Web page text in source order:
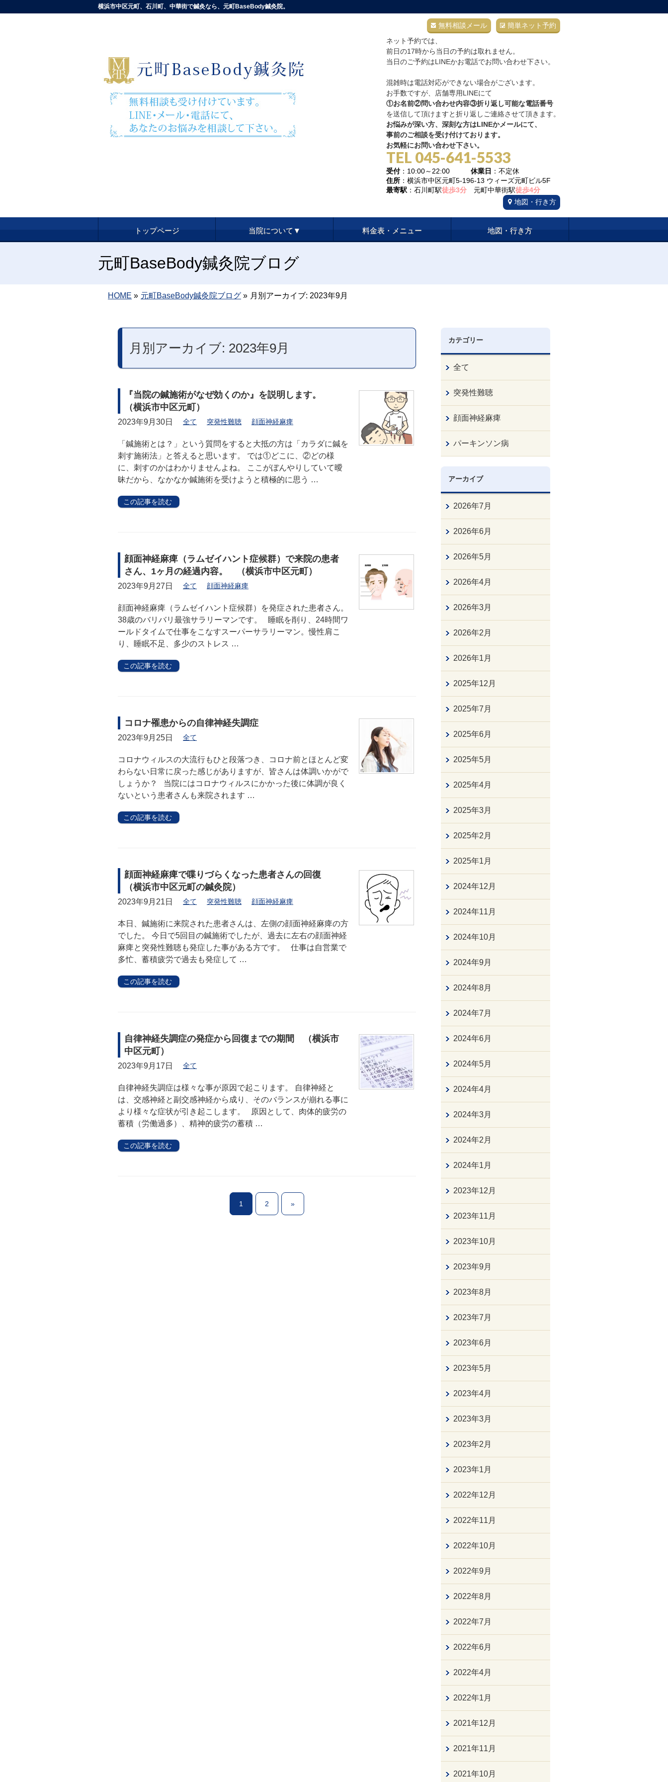
横浜市中区元町、石川町、中華街で鍼灸なら、元町BaseBody鍼灸院。
簡単ネット予約
無料相談メール
ネット予約では、
前日の17時から当日の予約は取れません。
当日のご予約はLINEかお電話でお問い合わせ下さい。
混雑時は電話対応ができない場合がございます。
お手数ですが、店舗専用LINEにて
①お名前②問い合わせ内容③折り返し可能な電話番号
を送信して頂けますと折り返しご連絡させて頂きます。
お悩みが深い方、深刻な方はLINEかメールにて、
事前のご相談を受け付けております。
お気軽にお問い合わせ下さい。
TEL 045-641-5533
受付：10:00～22:00 休業日 ：不定休
住所 ：横浜市中区元町5-196-13 ウィーズ元町ビル5F
最寄駅 ：石川町駅徒歩3分 元町中華街駅徒歩4分
地図・行き方
トップページ 当院について▼ 料金表・メニュー 地図・行き方
元町BaseBody鍼灸院ブログ
HOME » 元町BaseBody鍼灸院ブログ » 月別アーカイブ: 2023年9月
月別アーカイブ: 2023年9月
『当院の鍼施術がなぜ効くのか』を説明します。
（横浜市中区元町）
2023年9月30日 全て 突発性難聴 顔面神経麻痺
「鍼施術とは？」という質問をすると大抵の方は「カラダに鍼を
刺す施術法」と答えると思います。 では①どこに、②どの様
に、刺すのかはわかりませんよね。 ここがぼんやりしていて曖
昧だから、なかなか鍼施術を受けようと積極的に思う …
この記事を読む
顔面神経麻痺（ラムゼイハント症候群）で来院の患者
さん、1ヶ月の経過内容。 （横浜市中区元町）
2023年9月27日 全て 顔面神経麻痺
顔面神経麻痺（ラムゼイハント症候群）を発症された患者さん。
38歳のバリバリ最強サラリーマンです。 睡眠を削り、24時間ワ
ールドタイムで仕事をこなすスーパーサラリーマン。慢性肩こ
り、睡眠不足、多少のストレス …
この記事を読む
コロナ罹患からの自律神経失調症
2023年9月25日 全て
コロナウィルスの大流行もひと段落つき、コロナ前とほとんど変
わらない日常に戻った感じがありますが、皆さんは体調いかがで
しょうか？ 当院にはコロナウィルスにかかった後に体調が良く
ないという患者さんも来院されます …
この記事を読む
顔面神経麻痺で喋りづらくなった患者さんの回復
（横浜市中区元町の鍼灸院）
2023年9月21日 全て 突発性難聴 顔面神経麻痺
本日、鍼施術に来院された患者さんは、左側の顔面神経麻痺の方
でした。 今日で5回目の鍼施術でしたが、過去に左右の顔面神経
麻痺と突発性難聴も発症した事がある方です。 仕事は自営業で
多忙、蓄積疲労で過去も発症して …
この記事を読む
自律神経失調症の発症から回復までの期間 （横浜市
中区元町）
2023年9月17日 全て
自律神経失調症は様々な事が原因で起こります。 自律神経と
は、交感神経と副交感神経から成り、そのバランスが崩れる事に
より様々な症状が引き起こします。 原因として、肉体的疲労の
蓄積（労働過多）、精神的疲労の蓄積 …
この記事を読む
1 2 »
カテゴリー
全て
突発性難聴
顔面神経麻痺
パーキンソン病
アーカイブ
2026年7月
2026年6月
2026年5月
2026年4月
2026年3月
2026年2月
2026年1月
2025年12月
2025年7月
2025年6月
2025年5月
2025年4月
2025年3月
2025年2月
2025年1月
2024年12月
2024年11月
2024年10月
2024年9月
2024年8月
2024年7月
2024年6月
2024年5月
2024年4月
2024年3月
2024年2月
2024年1月
2023年12月
2023年11月
2023年10月
2023年9月
2023年8月
2023年7月
2023年6月
2023年5月
2023年4月
2023年3月
2023年2月
2023年1月
2022年12月
2022年11月
2022年10月
2022年9月
2022年8月
2022年7月
2022年6月
2022年4月
2022年1月
2021年12月
2021年11月
2021年10月